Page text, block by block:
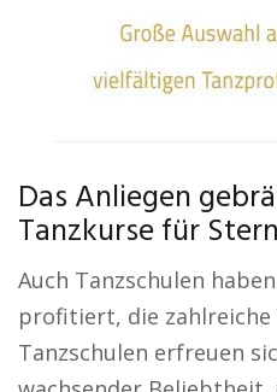
Das Anliegen
Tanzkurse für
Auch Tanzschulen
profitiert, die
Tanzschulen erfreuen